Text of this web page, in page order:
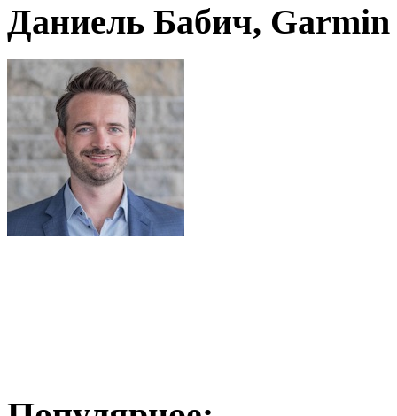
Даниель Бабич, Garmin